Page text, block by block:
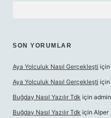
SON YORUMLAR
Aya Yolculuk Nasıl Gerçekleşti için
Aya Yolculuk Nasıl Gerçekleşti için
Buğday Nasıl Yazılır Tdk için admin
Buğday Nasıl Yazılır Tdk için Alper